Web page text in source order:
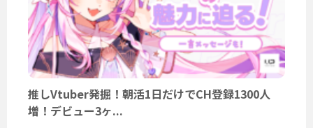
推しVtuber発掘！朝活1日だけでCH登録1300人
増！デビュー3ヶ...